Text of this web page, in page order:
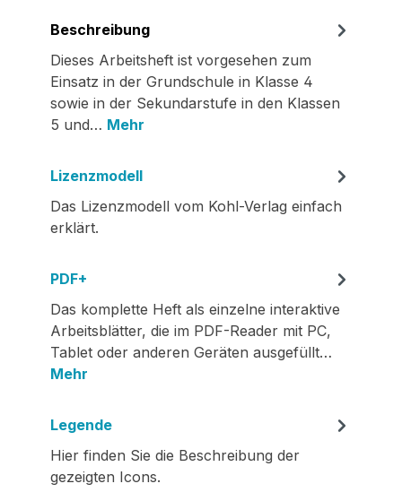
Beschreibung
Dieses Arbeitsheft ist vorgesehen zum
Einsatz in der Grundschule in Klasse 4
sowie in der Sekundarstufe in den Klassen
5 und… Mehr
Lizenzmodell
Das Lizenzmodell vom Kohl-Verlag einfach
erklärt.
PDF+
Das komplette Heft als einzelne interaktive
Arbeitsblätter, die im PDF-Reader mit PC,
Tablet oder anderen Geräten ausgefüllt…
Mehr
Legende
Hier finden Sie die Beschreibung der
gezeigten Icons.